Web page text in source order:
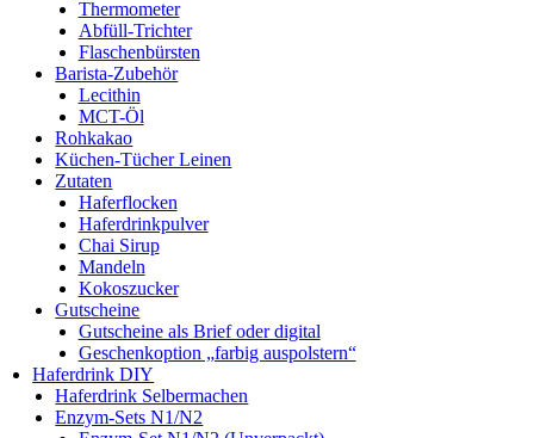
Thermometer
Abfüll-Trichter
Flaschenbürsten
Barista-Zubehör
Lecithin
MCT-Öl
Rohkakao
Küchen-Tücher Leinen
Zutaten
Haferflocken
Haferdrinkpulver
Chai Sirup
Mandeln
Kokoszucker
Gutscheine
Gutscheine als Brief oder digital
Geschenkoption „farbig auspolstern“
Haferdrink DIY
Haferdrink Selbermachen
Enzym-Sets N1/N2